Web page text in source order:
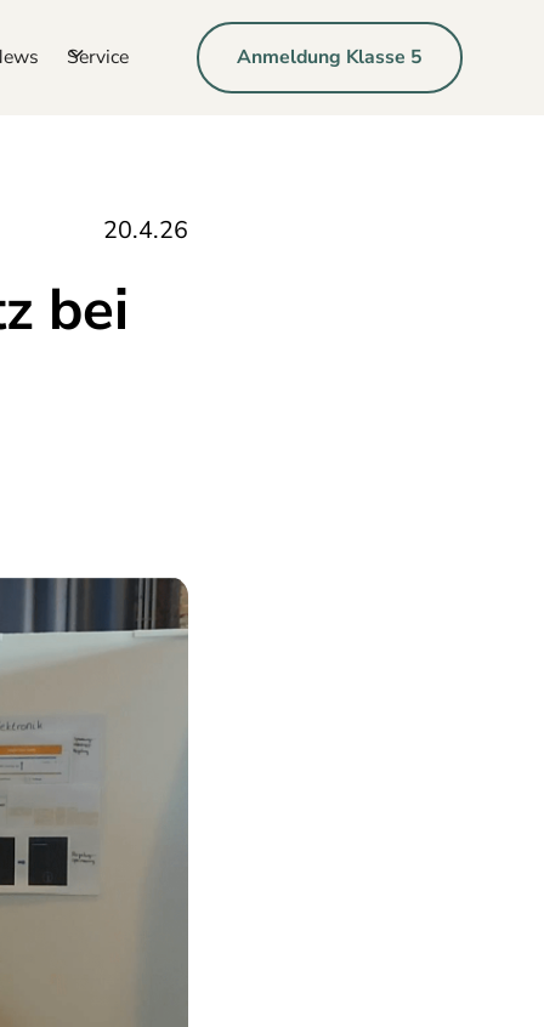
Service Anmeldung Klasse 5
20.4.26
bei